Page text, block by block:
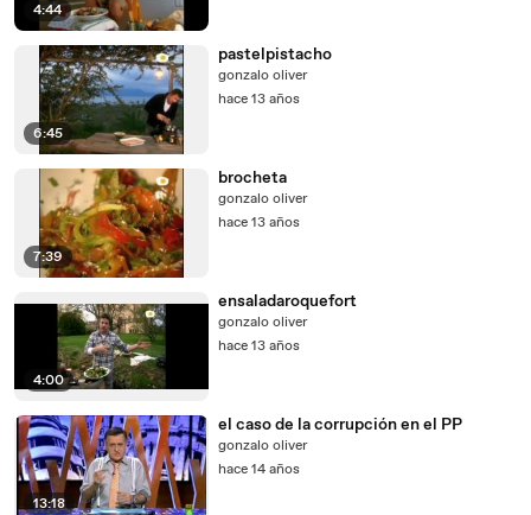
4:44
6:45
pastelpistacho
gonzalo oliver
hace 13 años
7:39
brocheta
gonzalo oliver
hace 13 años
4:00
ensaladaroquefort
gonzalo oliver
hace 13 años
13:18
el caso de la corrupción en el PP
gonzalo oliver
hace 14 años